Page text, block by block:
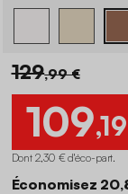
129,99 €
109
Dont 2,30 € d'éco-part.
Économisez